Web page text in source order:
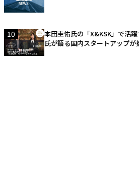
10
本田圭佑氏の「X&KSK」で活
氏が語る国内スタートアップ